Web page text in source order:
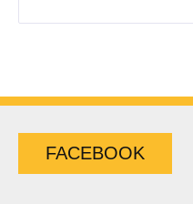
FACEBOOK